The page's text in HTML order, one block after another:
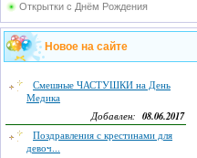
Открытки с Днём Рождения
Новое на сайте
Смешные ЧАСТУШКИ на День
Медика
Добавлен: 08.06.2017
Поздравления с крестинами для
девоч...